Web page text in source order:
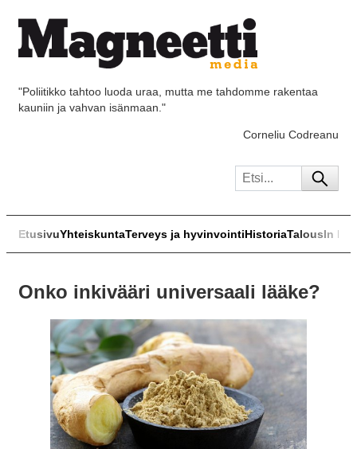
"Poliitikko tahtoo luoda uraa, mutta me tahdomme rakentaa
kauniin ja vahvan isänmaan."
Corneliu Codreanu
EtusivuYhteiskuntaTerveys ja hyvinvointiHistoriaTalousIn
Onko inkivääri universaali lääke?